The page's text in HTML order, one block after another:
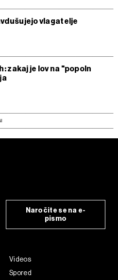
vlagatelje
zakaj je lov na "popoln
Naročite se na e-
pismo
Videos
Spored